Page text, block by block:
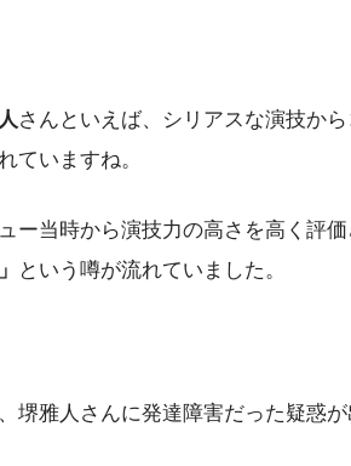
さんといえば、シリアスな演技か
ていますね。
ー当時から演技力の高さを高く評
」 という噂が流れていました。
堺雅人さんに発達障害だった疑惑